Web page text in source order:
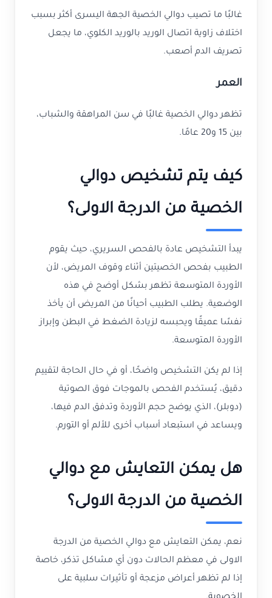
غالبًا ما تصيب دوالي الخصية الجهة اليسرى أكثر بسبب
اختلاف زاوية اتصال الوريد بالوريد الكلوي، ما يجعل
تصريف الدم أصعب.
العمر
تظهر دوالي الخصية غالبًا في سن المراهقة والشباب،
بين 15 و20 عامًا.
كيف يتم تشخيص دوالي
الخصية من الدرجة الاولى؟
يبدأ التشخيص عادة بالفحص السريري، حيث يقوم
الطبيب بفحص الخصيتين أثناء وقوف المريض، لأن
الأوردة المتوسعة تظهر بشكل أوضح في هذه
الوضعية. يطلب الطبيب أحيانًا من المريض أن يأخذ
نفسًا عميقًا ويحبسه لزيادة الضغط في البطن وإبراز
الأوردة المتوسعة.
إذا لم يكن التشخيص واضحًا، أو في حال الحاجة لتقييم
دقيق، يُستخدم الفحص بالموجات فوق الصوتية
(دوبلر)، الذي يوضح حجم الأوردة وتدفق الدم فيها،
ويساعد في استبعاد أسباب أخرى للألم أو التورم.
هل يمكن التعايش مع دوالي
الخصية من الدرجة الاولى؟
نعم، يمكن التعايش مع دوالي الخصية من الدرجة
الاولى في معظم الحالات دون أي مشاكل تذكر، خاصة
إذا لم تظهر أعراض مزعجة أو تأثيرات سلبية على